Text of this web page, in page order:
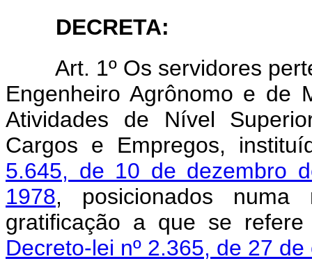
DECRETA:
Art. 1º Os servidores
Engenheiro Agrônomo e de
Atividades de Nível
Cargos e Empregos,
5.645, de 10 de dezembro
1978, posicionados numa
gratificação a que se
Decreto-lei nº 2.365, de 27